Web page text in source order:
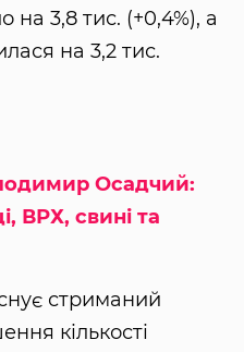
на 3,8 тис. (+0,4%), а
на 3,2 тис.
Осадчий:
ВРХ, свині та
стриманий
кількості